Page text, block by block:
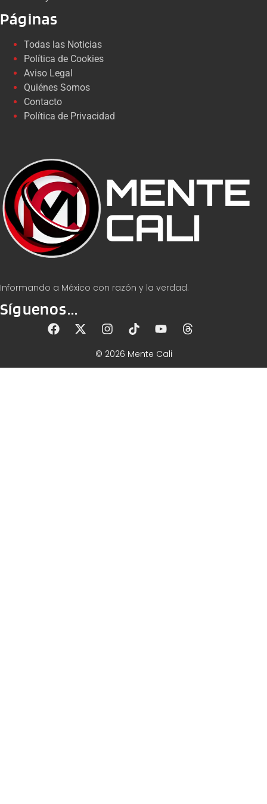
Informando a México con razón y la verdad.
Síguenos...
Páginas
Todas las Noticias
Política de Cookies
Aviso Legal
Quiénes Somos
Contacto
Política de Privacidad
© 2026 Mente Cali